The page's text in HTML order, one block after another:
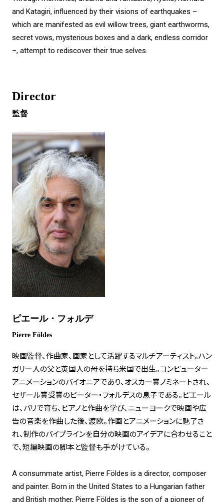
and Katagiri, influenced by their visions of earthquakes –
which are manifested as evil willow trees, giant earthworms,
secret vows, mysterious boxes and a dark, endless corridor
–, attempt to rediscover their true selves.
Director
監督
ピエール・フォルデ
Pierre Földes
映画監督、作曲家、画家として活躍するマルチアーティスト。ハン
ガリー人の父と英国人の母を持ち米国で出生。コンピューター
アニメーションのパイオニアであり、オスカー賞ノミネートされ、
セザール賞受賞のピーター・フォルデスの息子である。ピエール
は、パリで育ち、ピアノと作曲を学び、ニューヨークで映画や広
告の音楽を作曲した後、渡欧。作画とアニメーションに魅了さ
れ、制作のパイプラインを自分の映画のアイデアに合わせること
で、短編映画の脚本と監督も手がけている。
A consummate artist, Pierre Földes is a director, composer
and painter. Born in the United States to a Hungarian father
and British mother, Pierre Földes is the son of a pioneer of